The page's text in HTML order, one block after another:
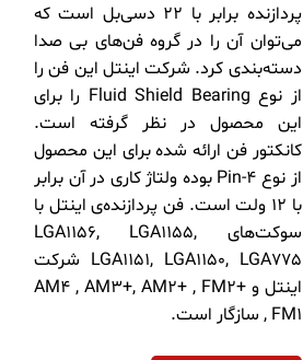
پردازنده برابر با 22 دسی‌بل است که
می‌توان آن را در گروه فن‌های بی صدا
دسته‌بندی کرد. شرکت اینتل این فن را
از نوع Fluid Shield Bearing را برای
این محصول در نظر گرفته است.
کانکتور فن ارائه شده برای این محصول
از نوع 4-Pin بوده ولتاژ کاری در آن برابر
با 12 ولت است. فن پردازنده‌ی اینتل با
سوکت‌های LGA1156, LGA1155,
LGA1151, LGA1150, LGA775 شرکت
اینتل و AM4 , AM3+, AM2+ , FM2+
, FM1 سازگار است.